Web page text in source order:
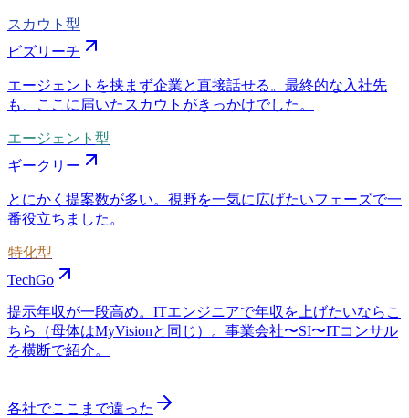
スカウト型
ビズリーチ
エージェントを挟まず企業と直接話せる。最終的な入社先
も、ここに届いたスカウトがきっかけでした。
エージェント型
ギークリー
とにかく提案数が多い。視野を一気に広げたいフェーズで一
番役立ちました。
特化型
TechGo
提示年収が一段高め。ITエンジニアで年収を上げたいならこ
ちら（母体はMyVisionと同じ）。事業会社〜SI〜ITコンサル
を横断で紹介。
各社でここまで違った